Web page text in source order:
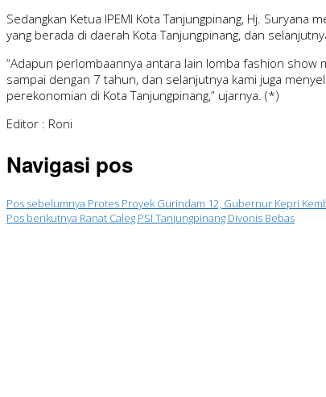
Sedangkan Ketua IPEMI Kota Tanjungpinang, Hj.
yang berada di daerah Kota Tanjungpinang, dan
“Adapun perlombaannya antara lain lomba fashion
sampai dengan 7 tahun, dan selanjutnya kami juga
perekonomian di Kota Tanjungpinang,” ujarnya. (*)
Editor : Roni
Navigasi pos
Pos sebelumnya Protes Proyek Gurindam 12, Gubernur Kepri
Pos berikutnya Ranat Caleg PSI Tanjungpinang Divonis Bebas